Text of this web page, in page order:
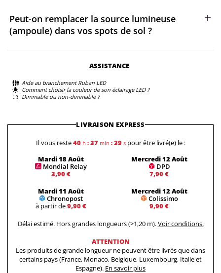
remontées d'humidité par le câble.
étanche). Ils sont parfaits pour les allées et les abords de
maison. Les modèles en basse tension (12V ou 24V) offrent
une sécurité électrique maximale (très basse tension de
immédiate de points d'eau.
Peut-on remplacer la source lumineuse
(ampoule) dans vos spots de sol ?
intégrée (conçus pour une gestion thermique optimale et
ampoule GU10 interchangeable. Ces derniers vous
permettent de choisir et de remplacer facilement l'ampoule
ASSISTANCE
Aide au branchement Ruban LED
Comment choisir la couleur de son éclairage LED ?
Dimmable ou non-dimmable ?
LIVRAISON EXPRESS
Il vous reste40h : 37min : 38s pour être livré(e) le :
Mardi 18 Août
Mondial Relay
3,90 €
Mercredi 12 Août
DPD
7,90 €
Mardi 11 Août
Chronopost
à partir de9,90 €
Mercredi 12 Août
Colissimo
9,90 €
Délai estimé. Hors grandes longueurs (>1,20 m).Voir conditions.
ATTENTION
Les produits de grande longueur ne peuvent être livrés que dans
certains pays (France, Monaco, Belgique, Luxembourg, Italie et
Espagne). En savoir plus